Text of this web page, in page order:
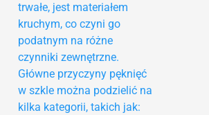
trwałe, jest materiałem
kruchym, co czyni go
podatnym na różne
czynniki zewnętrzne.
Główne przyczyny pęknięć
w szkle można podzielić na
kilka kategorii, takich jak: